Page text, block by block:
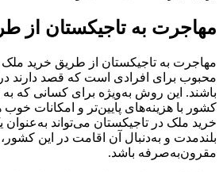
مهاجرت به تاجیکستان از
مهاجرت به تاجیکستان از طریق خرید
محبوب برای افرادی است که قصد دارند
باشند. این روش به‌ویژه برای کسانی که به
کشور با هزینه‌های پایین‌تر و امکانات
خرید ملک در تاجیکستان می‌تواند
بلندمدت و به‌دنبال آن اقامت در این
مقرون‌به‌صرفه باشد.